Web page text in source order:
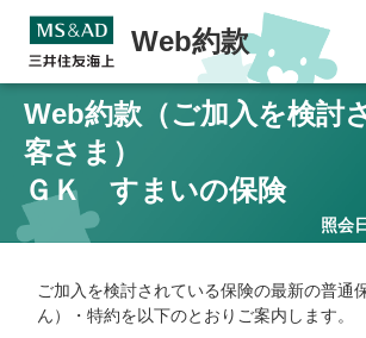
Web約款
Web約款（ご加入を検討
客さま）
ＧＫ すまいの保険
照会
ご加入を検討されている保険の最新の普通
ん）・特約を以下のとおりご案内します。